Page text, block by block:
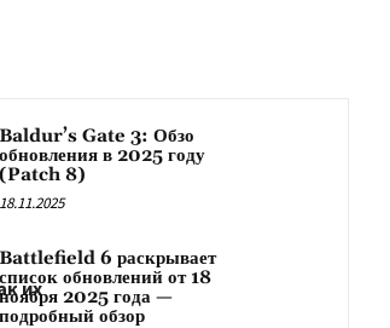
их
Baldur’s Gate 3: Обзо
обновления в 2025 году
(Patch 8)
18.11.2025
Battlefield 6 раскрывает
список обновлений от 18
ноября 2025 года —
подробный обзор